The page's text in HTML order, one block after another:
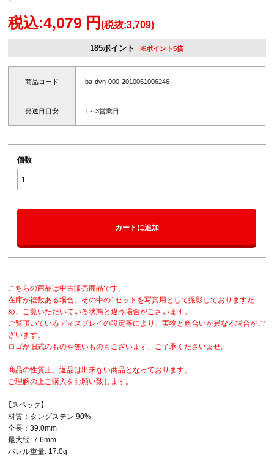
税込:4,079 円(税抜:3,709)
185ポイント ※ポイント5倍
商品コード ba-dyn-000-2010061006246
発送日目安 1～3営業日
個数
カートに追加
こちらの商品は中古販売商品です。
在庫が複数ある場合、その中の1セットを写真用として撮影しておりますた
め、ご覧いただいている状態と違う場合がございます。
ご覧頂いているディスプレイの設定等により、実物と色合いが異なる場合がご
ざいます。
ロゴが旧式のものや無いものもございます、ご了承くださいませ。
商品の性質上、返品は出来ない商品となっております。
ご理解の上ご購入をお願い致します。
【スペック】
材質：タングステン 90%
全長：39.0mm
最大径: 7.6mm
バレル重量: 17.0g